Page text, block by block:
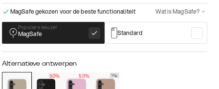
MagSafe gekozen voor de beste functionaliteit Wat is MagSafe?
Populaire keuze!
MagSafe Standard
Alternatieve ontwerpen
50% 50%